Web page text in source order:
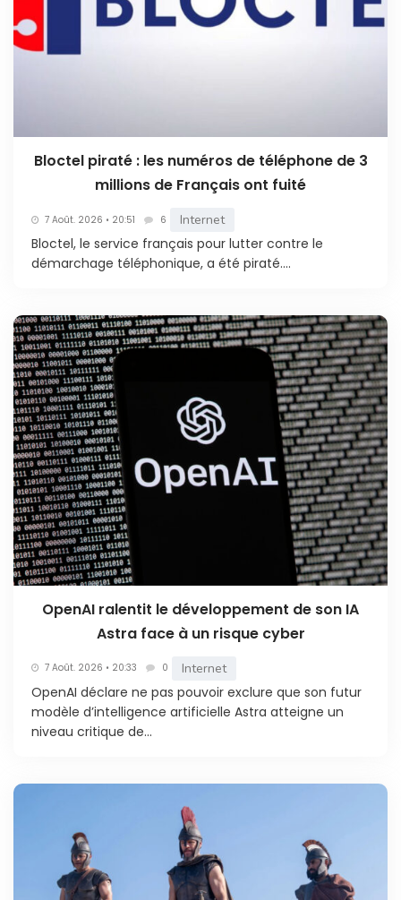
Bloctel piraté : les numéros de téléphone de 3
millions de Français ont fuité
7 Août. 2026 • 20:51 6 Internet
Bloctel, le service français pour lutter contre le
démarchage téléphonique, a été piraté....
OpenAI ralentit le développement de son IA
Astra face à un risque cyber
7 Août. 2026 • 20:33 0 Internet
OpenAI déclare ne pas pouvoir exclure que son futur
modèle d’intelligence artificielle Astra atteigne un
niveau critique de...